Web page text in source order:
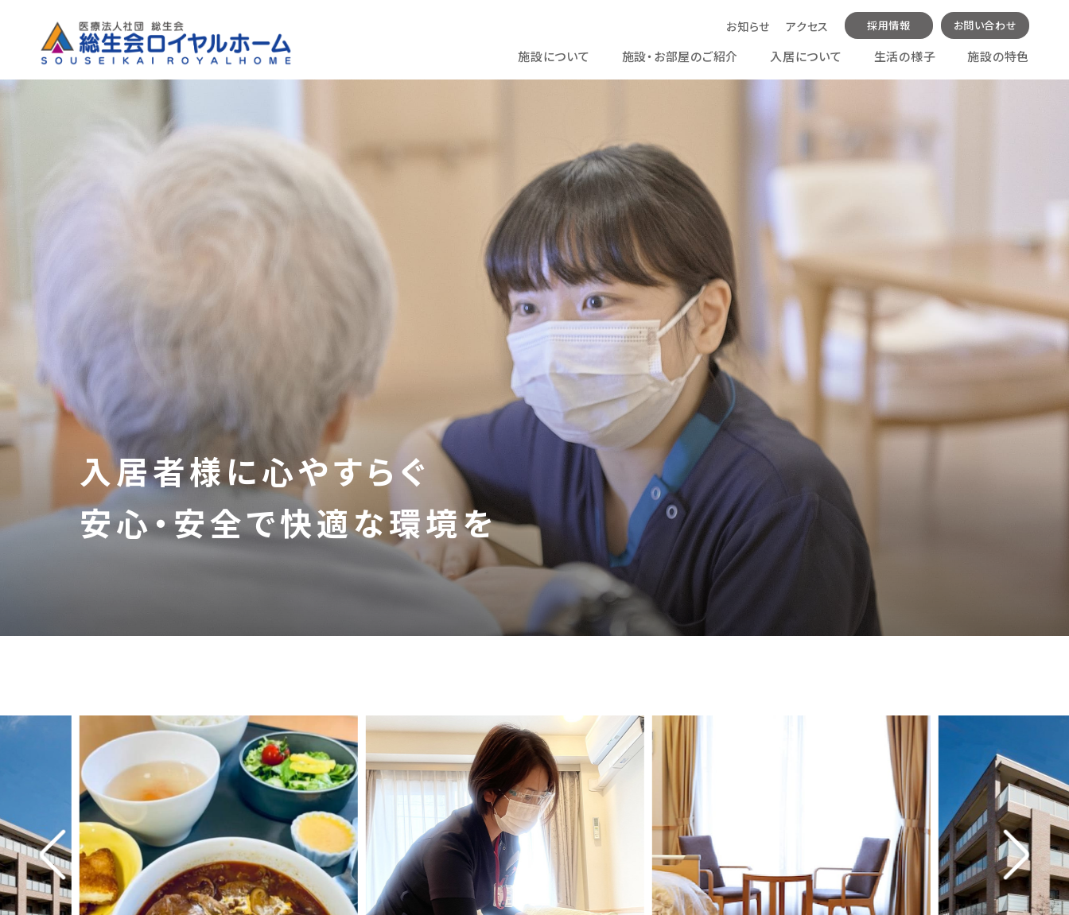
お知らせ アクセス 採用情報 お問い合わせ
施設について 施設・お部屋のご紹介 入居について 生活の様子 施設の特色
入居者様に心やすらぐ
安心・安全で快適な環境を